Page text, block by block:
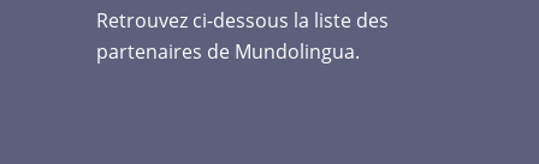
Retrouvez ci-dessous la liste des
partenaires de Mundolingua.